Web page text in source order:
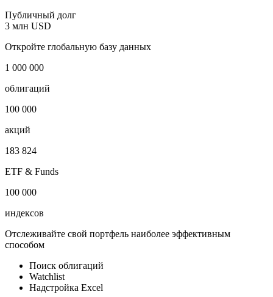
Публичный долг
3 млн USD
Откройте глобальную базу данных
1 000 000
облигаций
100 000
акций
183 824
ETF & Funds
100 000
индексов
Отслеживайте свой портфель наиболее эффективным
способом
Поиск облигаций
Watchlist
Надстройка Excel